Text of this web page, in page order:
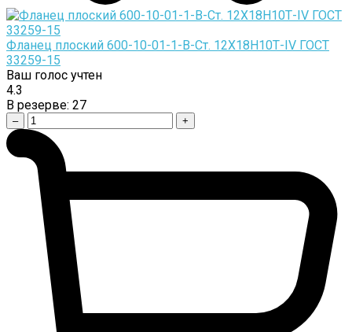
Фланец плоский 600-10-01-1-B-Cт. 12Х18Н10Т-IV ГОСТ
33259-15
Ваш голос учтен
4.3
В резерве: 27
– +